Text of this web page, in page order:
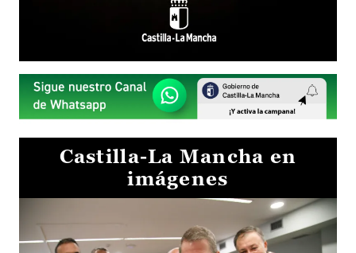
Castilla-La Mancha en
imágenes